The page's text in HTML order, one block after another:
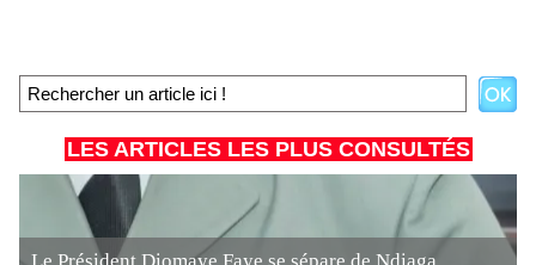
LES ARTICLES LES PLUS CONSULTÉS